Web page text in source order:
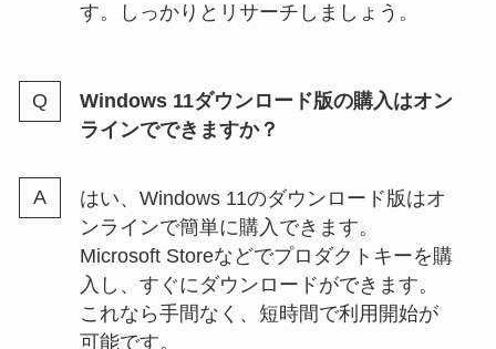
す。しっかりとリサーチしましょう。
Windows 11ダウンロード版の購入はオン
ラインでできますか？
はい、Windows 11のダウンロード版はオ
ンラインで簡単に購入できます。
Microsoft Storeなどでプロダクトキーを購
入し、すぐにダウンロードができます。
これなら手間なく、短時間で利用開始が
可能です。